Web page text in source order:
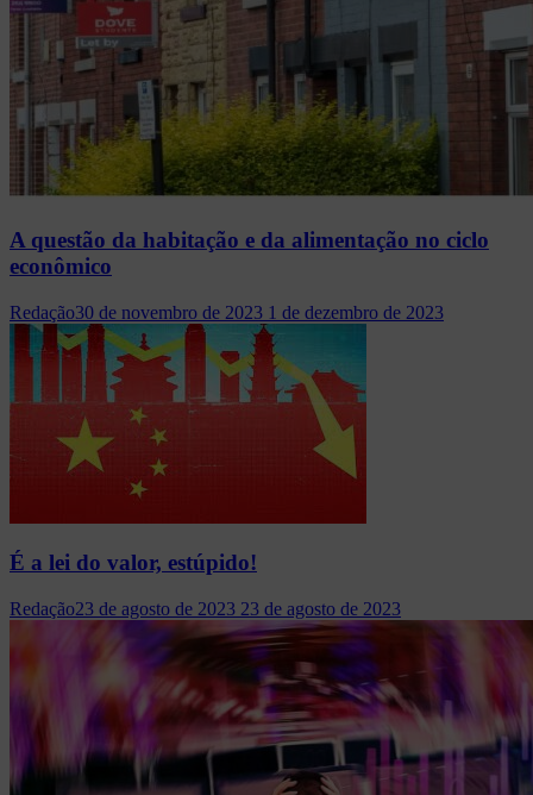
A questão da habitação e da alimentação no ciclo
econômico
Redação30 de novembro de 2023 1 de dezembro de 2023
É a lei do valor, estúpido!
Redação23 de agosto de 2023 23 de agosto de 2023